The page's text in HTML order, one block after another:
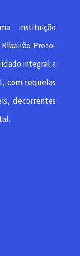
instituição
Preto-
integral a
com sequelas
decorrentes